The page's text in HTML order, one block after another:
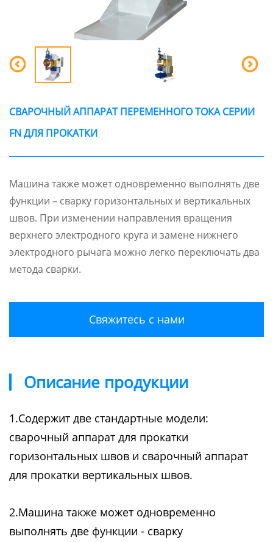
СВАРОЧНЫЙ АППАРАТ ПЕРЕМЕННОГО ТОКА СЕРИИ
FN ДЛЯ ПРОКАТКИ
Машина также может одновременно выполнять две
функции – сварку горизонтальных и вертикальных
швов. При изменении направления вращения
верхнего электродного круга и замене нижнего
электродного рычага можно легко переключать два
метода сварки.
Свяжитесь с нами
Описание продукции
1.Содержит две стандартные модели:
сварочный аппарат для прокатки
горизонтальных швов и сварочный аппарат
для прокатки вертикальных швов.
2.Машина также может одновременно
выполнять две функции - сварку